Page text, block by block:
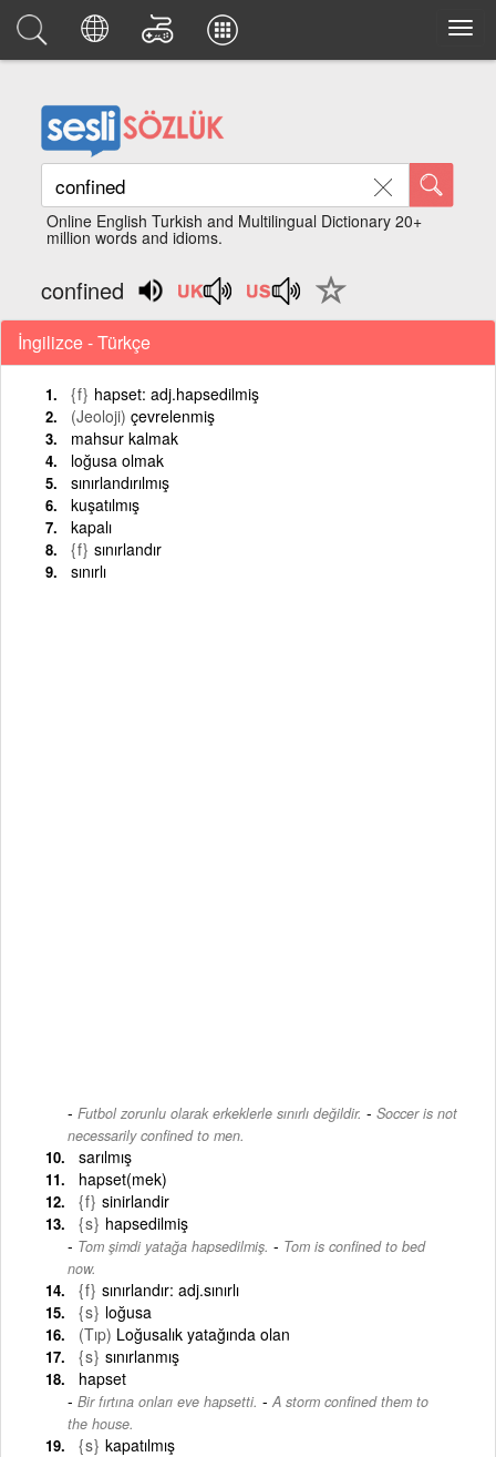
Online English Turkish and Multilingual Dictionary 20+
million words and idioms.
confined
İngilizce - Türkçe
{f} hapset: adj.hapsedilmiş
(Jeoloji) çevrelenmiş
mahsur kalmak
loğusa olmak
sınırlandırılmış
kuşatılmış
kapalı
{f} sınırlandır
sınırlı
Futbol zorunlu olarak erkeklerle sınırlı değildir. - Soccer is not
necessarily confined to men.
sarılmış
hapset(mek)
{f} sinirlandir
{s} hapsedilmiş
Tom şimdi yatağa hapsedilmiş. - Tom is confined to bed
now.
{f} sınırlandır: adj.sınırlı
{s} loğusa
(Tıp) Loğusalık yatağında olan
{s} sınırlanmış
hapset
Bir fırtına onları eve hapsetti. - A storm confined them to
the house.
{s} kapatılmış